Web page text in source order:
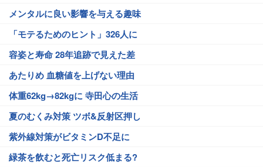
メンタルに良い影響を与える趣味
「モテるためのヒント」326人に
容姿と寿命 28年追跡で見えた差
あたりめ 血糖値を上げない理由
体重62kg→82kgに 寺田心の生活
夏のむくみ対策 ツボ&反射区押し
紫外線対策がビタミンD不足に
緑茶を飲むと死亡リスク低まる?